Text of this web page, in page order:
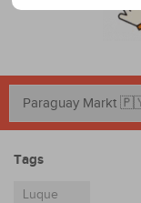
Tags
Luque